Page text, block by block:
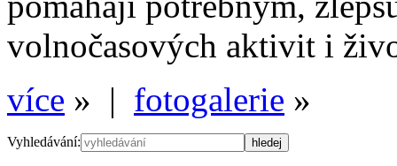
volnočasových aktivit i
více » | fotogalerie »
Vyhledávání: